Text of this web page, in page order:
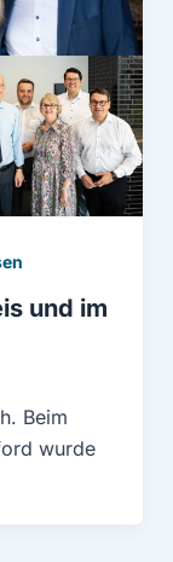
und im
Beim
wurde